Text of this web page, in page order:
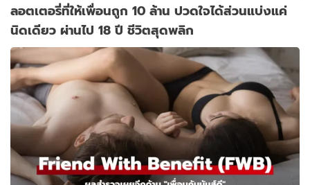
ลอตเตอรี่ที่ให้เพื่อนถูก 10 ล้าน ปวดใจได้ส่วนแบ่งแค่
นิดเดียว ผ่านไป 18 ปี ชีวิตสุดพลิก